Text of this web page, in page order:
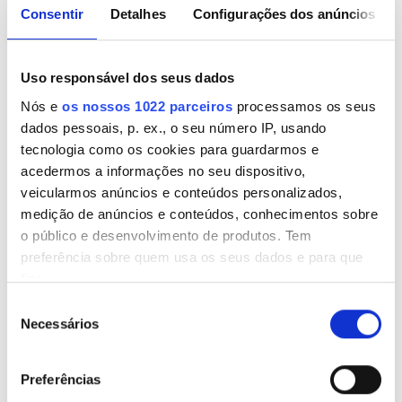
Consentir Detalhes Configurações dos anúncios
Uso responsável dos seus dados
Nós e os nossos 1022 parceiros processamos os seus
dados pessoais, p. ex., o seu número IP, usando
tecnologia como os cookies para guardarmos e
acedermos a informações no seu dispositivo,
veicularmos anúncios e conteúdos personalizados,
medição de anúncios e conteúdos, conhecimentos sobre
o público e desenvolvimento de produtos. Tem
preferência sobre quem usa os seus dados e para que
fins.
Se permitir, gostaríamos também de:
geográfica as quais podem ter uma precisão de
vários metros
Necessários
Preferências
Medical Director
Nicla Campobasso
Cerullo, Mascia